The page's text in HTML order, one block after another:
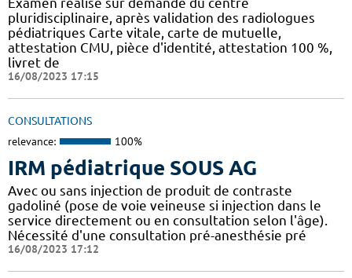
Examen réalisé sur demande du centre
pluridisciplinaire, après validation des radiologues
pédiatriques Carte vitale, carte de mutuelle,
attestation CMU, pièce d'identité, attestation 100 %,
livret de
16/08/2023 17:15
CONSULTATIONS
relevance: 100%
IRM pédiatrique SOUS AG
Avec ou sans injection de produit de contraste
gadoliné (pose de voie veineuse si injection dans le
service directement ou en consultation selon l'âge).
Nécessité d'une consultation pré-anesthésie pré
16/08/2023 17:12